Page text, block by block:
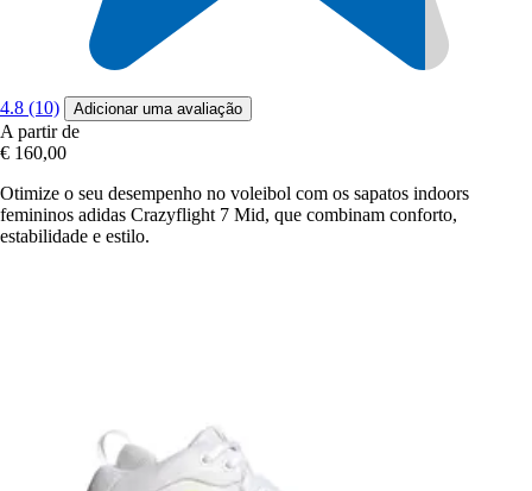
4.8 (10) Adicionar uma avaliação
A partir de
€ 160,00
Otimize o seu desempenho no voleibol com os sapatos indoors
femininos adidas Crazyflight 7 Mid, que combinam conforto,
estabilidade e estilo.